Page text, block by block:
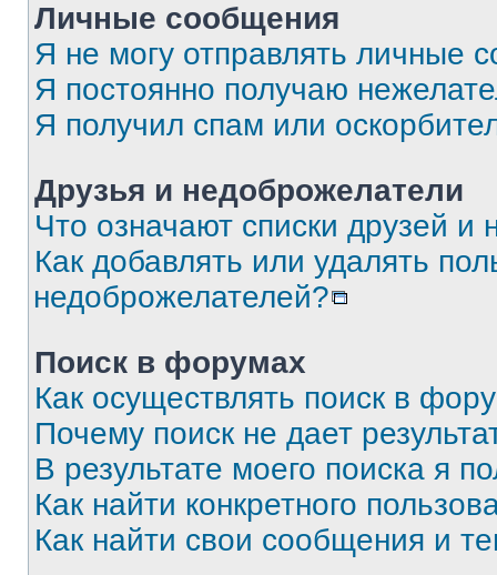
Личные сообщения
Я не могу отправлять личные
Я постоянно получаю
Я получил спам или
Друзья и недоброжелатели
Что означают списки друзей и
Как добавлять или удалять
недоброжелателей?
Поиск в форумах
Как осуществлять поиск в
Почему поиск не дает
В результате моего поиска я
Как найти конкретного
Как найти свои сообщения и